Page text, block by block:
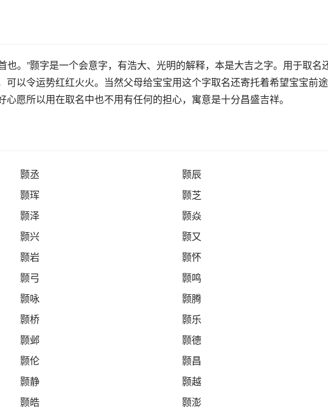
也。”颢字是一个会意字，有浩大、光明的解释，本是大吉之字。用于取名
可以令运势红红火火。当然父母给宝宝用这个字取名还寄托着希望宝宝前
愿所以用在取名中也不用有任何的担心，寓意是十分昌盛吉祥。
颢丞
颢辰
颢珲
颢芝
颢泽
颢焱
颢兴
颢又
颢岩
颢怀
颢弓
颢鸣
颢咏
颢腾
颢桥
颢乐
颢邺
颢德
颢伦
颢昌
颢静
颢越
颢皓
颢澎